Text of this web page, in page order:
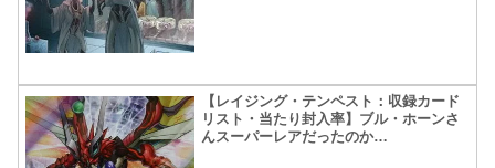
【レイジング・テンペスト：収録カード
リスト・当たり封入率】ブル・ホーンさ
んスーパーレアだったのか…